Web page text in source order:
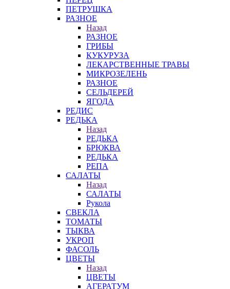
ПЕТРУШКА
РАЗНОЕ
Назад
РАЗНОЕ
ГРИБЫ
КУКУРУЗА
ЛЕКАРСТВЕННЫЕ ТРАВЫ
МИКРОЗЕЛЕНЬ
РАЗНОЕ
СЕЛЬДЕРЕЙ
ЯГОДА
РЕДИС
РЕДЬКА
Назад
РЕДЬКА
БРЮКВА
РЕДЬКА
РЕПА
САЛАТЫ
Назад
САЛАТЫ
Рукола
СВЕКЛА
ТОМАТЫ
ТЫКВА
УКРОП
ФАСОЛЬ
ЦВЕТЫ
Назад
ЦВЕТЫ
АГЕРАТУМ